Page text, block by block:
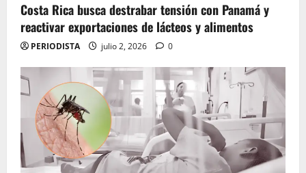
Costa Rica busca destrabar tensión con Panamá y
reactivar exportaciones de lácteos y alimentos
PERIODISTA julio 2, 2026 0